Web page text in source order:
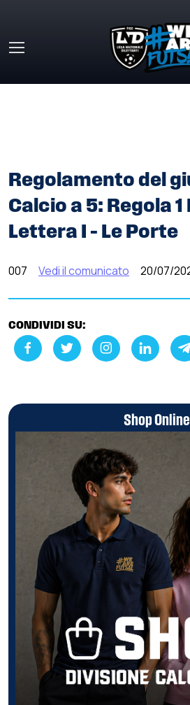
Regolamento del
Calcio a 5: Regola
Lettera I – Le Porte
007 Vedi il comunicato 20/07/
CONDIVIDI SU:
Shop Online